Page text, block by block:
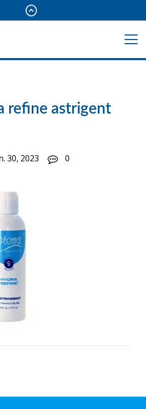
refine astrigent
30, 2023 0